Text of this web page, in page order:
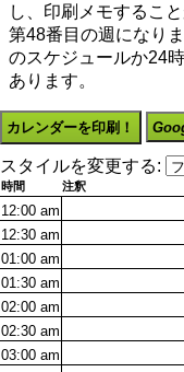
し、印刷メモするこ
第48番目の週になり
のスケジュールか24
あります。
カレンダーを印刷！
スタイルを変更する:
時間 注釈
12:00 am
12:30 am
01:00 am
01:30 am
02:00 am
02:30 am
03:00 am